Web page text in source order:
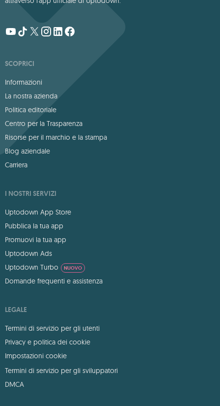
SCOPRICI
Informazioni
La nostra azienda
Politica editoriale
Centro per la Trasparenza
Risorse per il marchio e la stampa
Blog aziendale
Carriera
I NOSTRI SERVIZI
Uptodown App Store
Pubblica la tua app
Promuovi la tua app
Uptodown Ads
Uptodown Turbo
NUOVO
Domande frequenti e assistenza
LEGALE
Termini di servizio per gli utenti
Privacy e politica dei cookie
Impostazioni cookie
Termini di servizio per gli sviluppatori
DMCA